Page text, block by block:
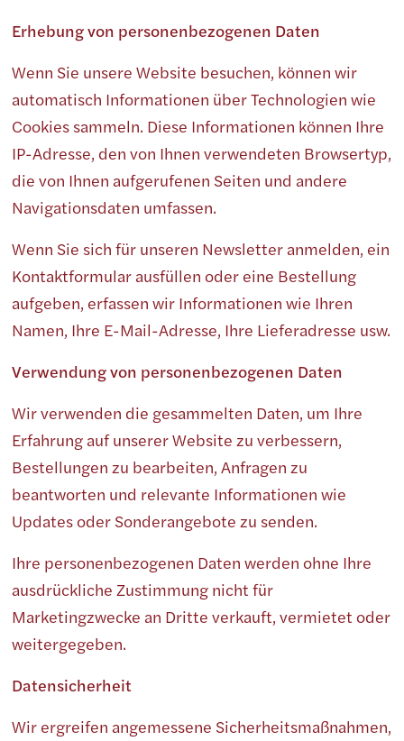
Erhebung von personenbezogenen Daten
Wenn Sie unsere Website besuchen, können wir
automatisch Informationen über Technologien wie
Cookies sammeln. Diese Informationen können Ihre
IP-Adresse, den von Ihnen verwendeten Browsertyp,
die von Ihnen aufgerufenen Seiten und andere
Navigationsdaten umfassen.
Wenn Sie sich für unseren Newsletter anmelden, ein
Kontaktformular ausfüllen oder eine Bestellung
aufgeben, erfassen wir Informationen wie Ihren
Namen, Ihre E-Mail-Adresse, Ihre Lieferadresse usw.
Verwendung von personenbezogenen Daten
Wir verwenden die gesammelten Daten, um Ihre
Erfahrung auf unserer Website zu verbessern,
Bestellungen zu bearbeiten, Anfragen zu
beantworten und relevante Informationen wie
Updates oder Sonderangebote zu senden.
Ihre personenbezogenen Daten werden ohne Ihre
ausdrückliche Zustimmung nicht für
Marketingzwecke an Dritte verkauft, vermietet oder
weitergegeben.
Datensicherheit
Wir ergreifen angemessene Sicherheitsmaßnahmen,